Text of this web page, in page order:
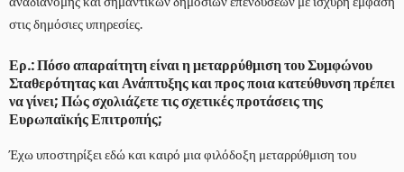
στις δημόσιες υπηρεσίες.
Ερ.: Πόσο απαραίτητη είναι η μεταρρύθμιση του Συμφώνου
Σταθερότητας και Ανάπτυξης και προς ποια κατεύθυνση πρέπει
να γίνει; Πώς σχολιάζετε τις σχετικές προτάσεις της
Ευρωπαϊκής Επιτροπής;
Έχω υποστηρίξει εδώ και καιρό μια φιλόδοξη μεταρρύθμιση του